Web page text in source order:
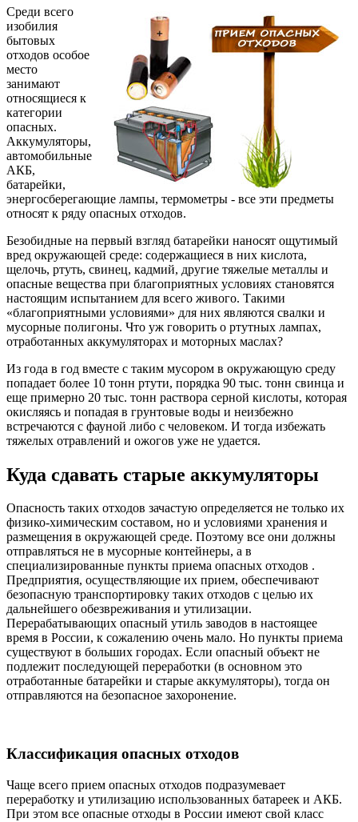
Среди всего
изобилия
бытовых
отходов особое
место
занимают
относящиеся к
категории
опасных.
Аккумуляторы,
автомобильные
АКБ,
батарейки,
энергосберегающие лампы, термометры - все эти предметы
относят к ряду опасных отходов.
Безобидные на первый взгляд батарейки наносят ощутимый
вред окружающей среде: содержащиеся в них кислота,
щелочь, ртуть, свинец, кадмий, другие тяжелые металлы и
опасные вещества при благоприятных условиях становятся
настоящим испытанием для всего живого. Такими
«благоприятными условиями» для них являются свалки и
мусорные полигоны. Что уж говорить о ртутных лампах,
отработанных аккумуляторах и моторных маслах?
Из года в год вместе с таким мусором в окружающую среду
попадает более 10 тонн ртути, порядка 90 тыс. тонн свинца и
еще примерно 20 тыс. тонн раствора серной кислоты, которая
окисляясь и попадая в грунтовые воды и неизбежно
встречаются с фауной либо с человеком. И тогда избежать
тяжелых отравлений и ожогов уже не удается.
Куда сдавать старые аккумуляторы
Опасность таких отходов зачастую определяется не только их
физико-химическим составом, но и условиями хранения и
размещения в окружающей среде. Поэтому все они должны
отправляться не в мусорные контейнеры, а в
специализированные пункты приема опасных отходов .
Предприятия, осуществляющие их прием, обеспечивают
безопасную транспортировку таких отходов с целью их
дальнейшего обезвреживания и утилизации.
Перерабатывающих опасный утиль заводов в настоящее
время в России, к сожалению очень мало. Но пункты приема
существуют в больших городах. Если опасный объект не
подлежит последующей переработки (в основном это
отработанные батарейки и старые аккумуляторы), тогда он
отправляются на безопасное захоронение.
Классификация опасных отходов
Чаще всего прием опасных отходов подразумевает
переработку и утилизацию использованных батареек и АКБ.
При этом все опасные отходы в России имеют свой класс